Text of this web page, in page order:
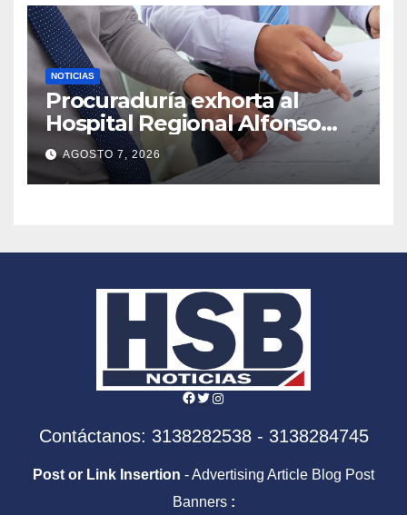
NOTICIAS
Procuraduría exhorta al
Hospital Regional Alfonso
Jaramillo Salazar E.S.E. a
suspender trámite licitatorio
AGOSTO 7, 2026
Facebook
Twitter
Instagram
Contáctanos: 3138282538 - 3138284745
Post or Link Insertion - Advertising Article Blog Post
Banners :